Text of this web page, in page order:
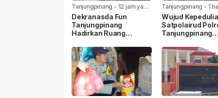
Tanjungpinang - 12 jam yang
lalu
Dekranasda Fun
Tanjungpinang
Hadirkan Ruang
Promosi UMKM
Tanjungpinang - 1
lalu
Wujud
Satpolairud
Tanjungpinang
Korban Laka Laut